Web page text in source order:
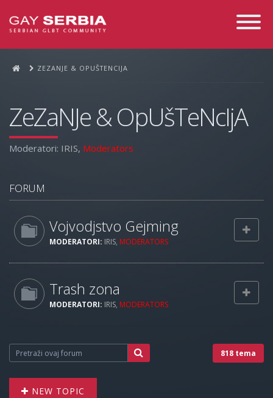
Toggle
ZEZANJE & OPUŠTENCIJA
ZeZaNJe & OpUšTeNcIjA
Moderatori: IRIS, Moderators
FORUM
Vojvodjstvo Gejming
MODERATORI: IRIS, MODERATORS
Trash zona
MODERATORI: IRIS, MODERATORS
818 tema
NEW TOPIC